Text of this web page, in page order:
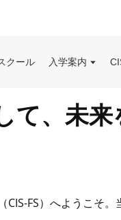
クール 入学案内
て、未来
FS）へようこそ